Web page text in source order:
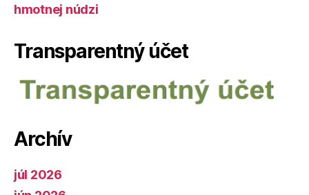
hmotnej núdzi
Transparentný účet
Archív
júl 2026